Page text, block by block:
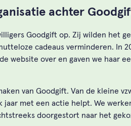
achter
Goodgift op. Zij wilden het
cadeaus verminderen. In
website over en gaven we haar
van Goodgift. Van de kleine
jaar met een actie helpt. We
doorgestort naar het